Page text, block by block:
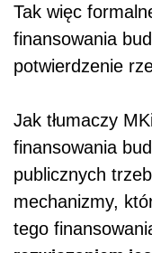
Tak więc
finansowania
potwierdzenie
Jak tłumaczy
finansowania
publicznych
mechanizmy,
tego